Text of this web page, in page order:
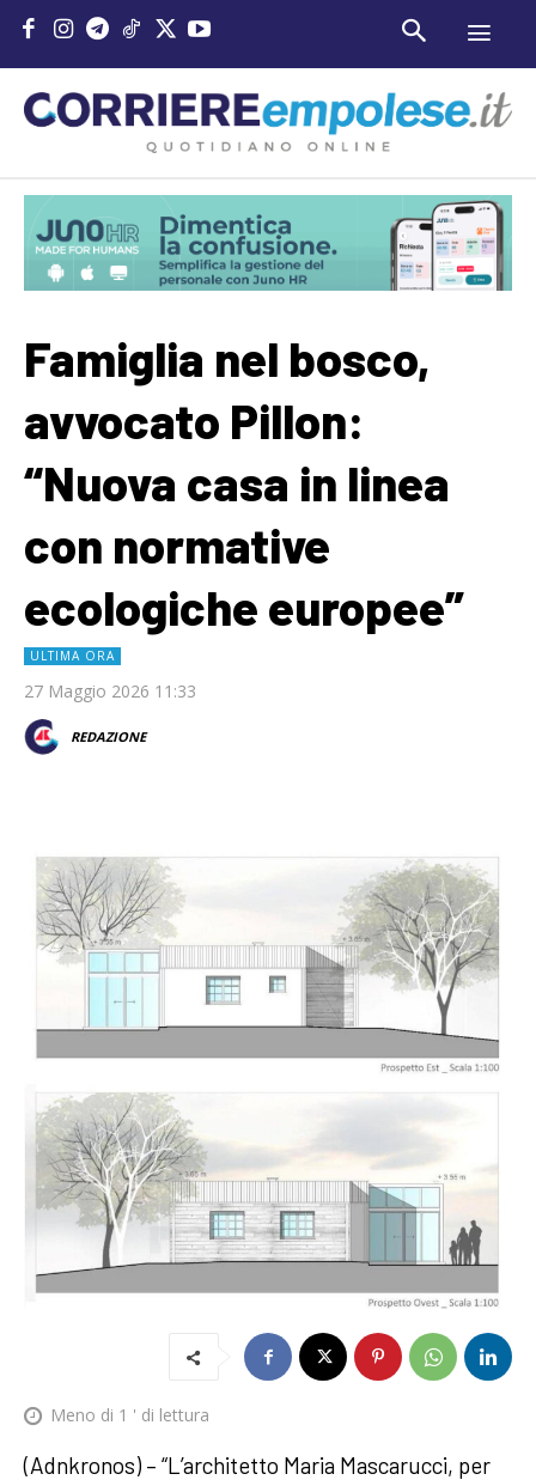
Famiglia nel bosco,
avvocato Pillon:
“Nuova casa in linea
con normative
ecologiche europee”
ULTIMA ORA
27 Maggio 2026 11:33
REDAZIONE
Meno di 1 ' di lettura
(Adnkronos) – “L’architetto Maria Mascarucci, per